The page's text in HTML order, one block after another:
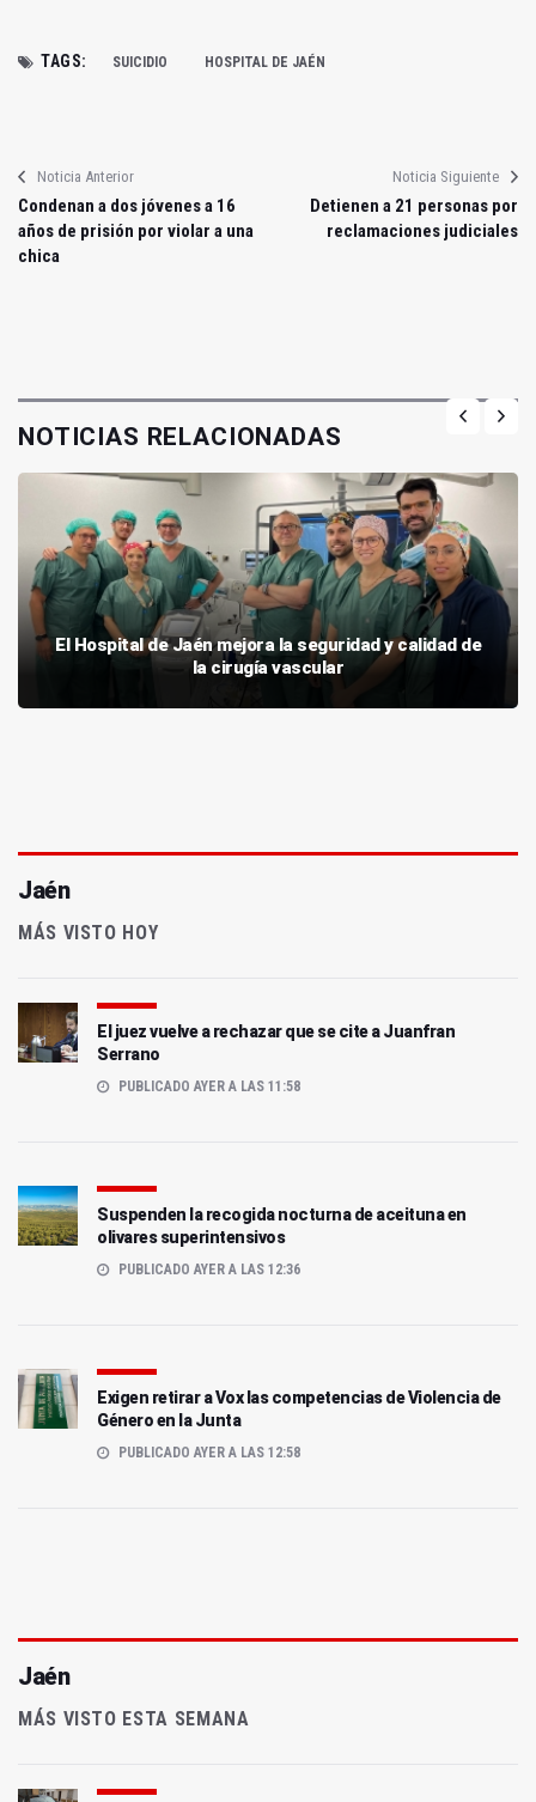
TAGS: SUICIDIO HOSPITAL DE JAÉN
Noticia Anterior
Condenan a dos jóvenes a 16
años de prisión por violar a una
chica
Noticia Siguiente
Detienen a 21 personas por
reclamaciones judiciales
NOTICIAS RELACIONADAS
El Hospital de Jaén mejora la seguridad y calidad de
la cirugía vascular
Jaén
MÁS VISTO HOY
El juez vuelve a rechazar que se cite a Juanfran
Serrano
PUBLICADO AYER A LAS 11:58
Suspenden la recogida nocturna de aceituna en
olivares superintensivos
PUBLICADO AYER A LAS 12:36
Exigen retirar a Vox las competencias de Violencia de
Género en la Junta
PUBLICADO AYER A LAS 12:58
Jaén
MÁS VISTO ESTA SEMANA